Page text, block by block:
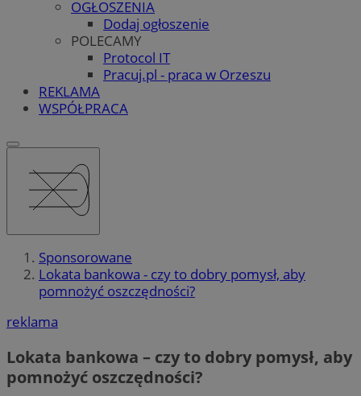
OGŁOSZENIA
Dodaj ogłoszenie
POLECAMY
Protocol IT
Pracuj.pl - praca w Orzeszu
REKLAMA
WSPÓŁPRACA
Sponsorowane
Lokata bankowa - czy to dobry pomysł, aby
pomnożyć oszczędności?
reklama
Lokata bankowa – czy to dobry pomysł, aby
pomnożyć oszczędności?